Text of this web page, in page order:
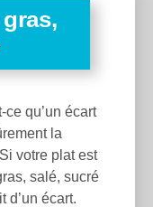
ce qu’un écart
la
votre plat est
salé, sucré
d’un écart.